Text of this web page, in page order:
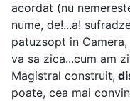
acordat (nu
nume, de!...a!
patuzsopt in
va sa zica...cum am
Magistral construit,
poate, cea mai